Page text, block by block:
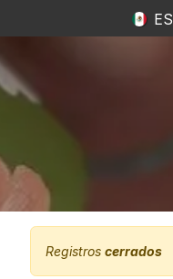
Convocatorias ES
Registros cerrados